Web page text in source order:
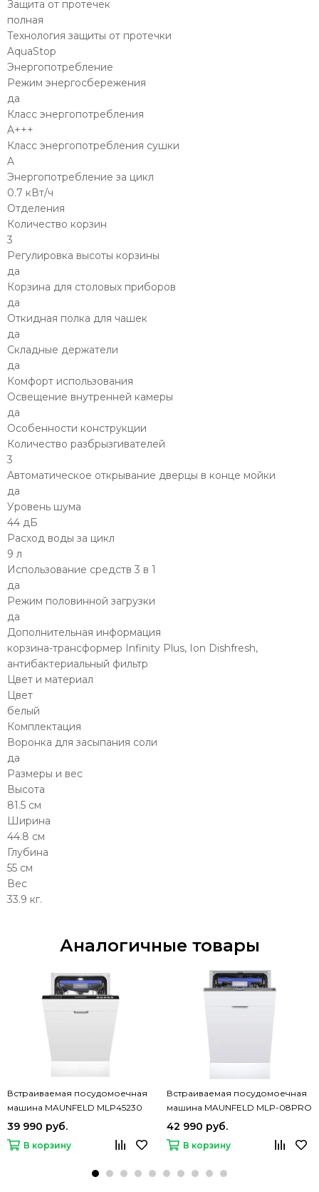
Защита от протечек
полная
Технология защиты от протечки
AquaStop
Энергопотребление
Режим энергосбережения
да
Класс энергопотребления
A+++
Класс энергопотребления сушки
A
Энергопотребление за цикл
0.7 кВт/ч
Отделения
Количество корзин
3
Регулировка высоты корзины
да
Корзина для столовых приборов
да
Откидная полка для чашек
да
Складные держатели
да
Комфорт использования
Освещение внутренней камеры
да
Особенности конструкции
Количество разбрызгивателей
3
Автоматическое открывание дверцы в конце мойки
да
Уровень шума
44 дБ
Расход воды за цикл
9 л
Использование средств 3 в 1
да
Режим половинной загрузки
да
Дополнительная информация
корзина-трансформер Infinity Plus, Ion Dishfresh,
антибактериальный фильтр
Цвет и материал
Цвет
белый
Комплектация
Воронка для засыпания соли
да
Размеры и вес
Высота
81.5 см
Ширина
44.8 см
Глубина
55 см
Вес
33.9 кг.
Аналогичные товары
Встраиваемая посудомоечная
машина MAUNFELD MLP45230
Light Beam
39 990 руб.
В корзину
Встраиваемая посудомоечная
машина MAUNFELD MLP-08PRO
42 990 руб.
В корзину